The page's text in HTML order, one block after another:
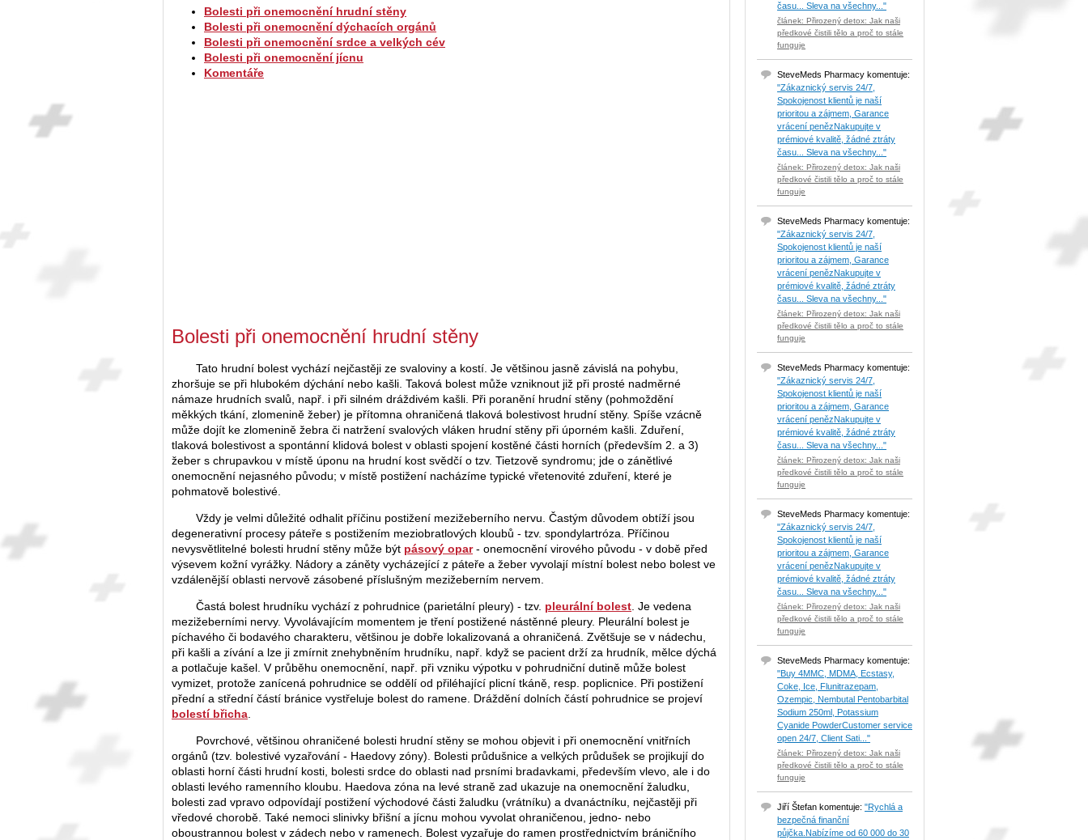
Bolesti při onemocnění hrudní stěny
Bolesti při onemocnění dýchacích orgánů
Bolesti při onemocnění srdce a velkých cév
Bolesti při onemocnění jícnu
Komentáře
Bolesti při onemocnění hrudní stěny
Tato hrudní bolest vychází nejčastěji ze svaloviny a kostí. Je většinou jasně závislá na pohybu,
zhoršuje se při hlubokém dýchání nebo kašli. Taková bolest může vzniknout již při prosté nadměrné
námaze hrudních svalů, např. i při silném dráždivém kašli. Při poranění hrudní stěny (pohmoždění
měkkých tkání, zlomenině žeber) je přítomna ohraničená tlaková bolestivost hrudní stěny. Spíše vzácně
může dojít ke zlomenině žebra či natržení svalových vláken hrudní stěny při úporném kašli. Zduření,
tlaková bolestivost a spontánní klidová bolest v oblasti spojení kostěné části horních (především 2. a 3)
žeber s chrupavkou v místě úponu na hrudní kost svědčí o tzv. Tietzově syndromu; jde o zánětlivé
onemocnění nejasného původu; v místě postižení nacházíme typické vřetenovité zduření, které je
pohmatově bolestivé.
Vždy je velmi důležité odhalit příčinu postižení mezižeberního nervu. Častým důvodem obtíží jsou
degenerativní procesy páteře s postižením meziobratlových kloubů - tzv. spondylartróza. Příčinou
nevysvětlitelné bolesti hrudní stěny může být pásový opar- onemocnění virového původu - v době před
výsevem kožní vyrážky. Nádory a záněty vycházející z páteře a žeber vyvolají místní bolest nebo bolest ve
vzdálenější oblasti nervově zásobené příslušným mezižeberním nervem.
Častá bolest hrudníku vychází z pohrudnice (parietální pleury) - tzv. pleurální bolest . Je vedena
mezižeberními nervy. Vyvolávajícím momentem je tření postižené nástěnné pleury. Pleurální bolest je
píchavého či bodavého charakteru, většinou je dobře lokalizovaná a ohraničená. Zvětšuje se v nádechu,
při kašli a zívání a lze ji zmírnit znehybněním hrudníku, např. když se pacient drží za hrudník, mělce dýchá
a potlačuje kašel. V průběhu onemocnění, např. při vzniku výpotku v pohrudniční dutině může bolest
vymizet, protože zanícená pohrudnice se oddělí od přiléhající plicní tkáně, resp. poplicnice. Při postižení
přední a střední částí bránice vystřeluje bolest do ramene. Dráždění dolních částí pohrudnice se projeví
bolestí břicha
Povrchové, většinou ohraničené bolesti hrudní stěny se mohou objevit i při onemocnění vnitřních
orgánů (tzv. bolestivé vyzařování - Haedovy zóny). Bolesti průdušnice a velkých průdušek se projikují do
oblasti horní části hrudní kosti, bolesti srdce do oblasti nad prsními bradavkami, především vlevo, ale i do
oblasti levého ramenního kloubu. Haedova zóna na levé straně zad ukazuje na onemocnění žaludku,
bolesti zad vpravo odpovídají postižení východové části žaludku (vrátníku) a dvanáctníku, nejčastěji při
vředové chorobě. Také nemoci slinivky břišní a jícnu mohou vyvolat ohraničenou, jedno- nebo
oboustrannou bolest v zádech nebo v ramenech. Bolest vyzařuje do ramen prostřednictvím bráničního
času... Sleva na všechny..."
článek: Přirozený detox: Jak naši
předkové čistili tělo a proč to stále
funguje
SteveMeds Pharmacy komentuje:
"Zákaznický servis 24/7,
Spokojenost klientů je naší
prioritou a zájmem, Garance
vrácení penězNakupujte v
prémiové kvalitě, žádné ztráty
času... Sleva na všechny..."
článek: Přirozený detox: Jak naši
předkové čistili tělo a proč to stále
funguje
SteveMeds Pharmacy komentuje:
"Zákaznický servis 24/7,
Spokojenost klientů je naší
prioritou a zájmem, Garance
vrácení penězNakupujte v
prémiové kvalitě, žádné ztráty
času... Sleva na všechny..."
článek: Přirozený detox: Jak naši
předkové čistili tělo a proč to stále
funguje
SteveMeds Pharmacy komentuje:
"Zákaznický servis 24/7,
Spokojenost klientů je naší
prioritou a zájmem, Garance
vrácení penězNakupujte v
prémiové kvalitě, žádné ztráty
času... Sleva na všechny..."
článek: Přirozený detox: Jak naši
předkové čistili tělo a proč to stále
funguje
SteveMeds Pharmacy komentuje:
"Zákaznický servis 24/7,
Spokojenost klientů je naší
prioritou a zájmem, Garance
vrácení penězNakupujte v
prémiové kvalitě, žádné ztráty
času... Sleva na všechny..."
článek: Přirozený detox: Jak naši
předkové čistili tělo a proč to stále
funguje
SteveMeds Pharmacy komentuje:
"Buy 4MMC, MDMA, Ecstasy,
Coke, Ice, Flunitrazepam,
Ozempic, Nembutal Pentobarbital
Sodium 250ml, Potassium
Cyanide PowderCustomer service
open 24/7, Client Sati..."
článek: Přirozený detox: Jak naši
předkové čistili tělo a proč to stále
funguje
Jiří Štefan komentuje: "Rychlá a
bezpečná finanční
půjčka.Nabízíme od 60 000 do 30